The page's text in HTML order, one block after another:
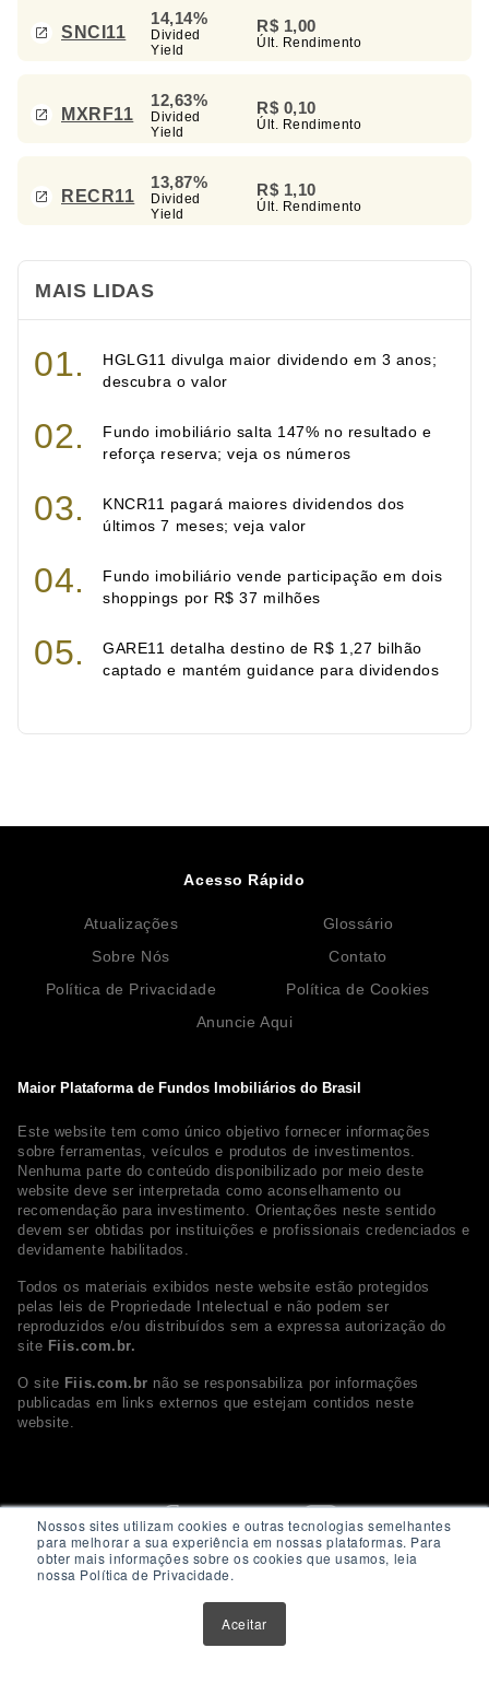
Nossos sites utilizam cookies e outras tecnologias semelhantes
para melhorar a sua experiência em nossas plataformas. Para
obter mais informações sobre os cookies que usamos, leia
nossa Política de Privacidade.
Aceitar
SNCI11
14,14%
Divided
Yield
R$ 1,00
Últ. Rendimento
MXRF11
12,63%
Divided
Yield
R$ 0,10
Últ. Rendimento
RECR11
13,87%
Divided
Yield
R$ 1,10
Últ. Rendimento
MAIS LIDAS
HGLG11 divulga maior dividendo em 3 anos;
descubra o valor
Fundo imobiliário salta 147% no resultado e
reforça reserva; veja os números
KNCR11 pagará maiores dividendos dos
últimos 7 meses; veja valor
Fundo imobiliário vende participação em dois
shoppings por R$ 37 milhões
GARE11 detalha destino de R$ 1,27 bilhão
captado e mantém guidance para dividendos
Maior Plataforma de Fundos Imobiliários do Brasil
Este website tem como único objetivo fornecer informações
sobre ferramentas, veículos e produtos de investimentos.
Nenhuma parte do conteúdo disponibilizado por meio deste
website deve ser interpretada como aconselhamento ou
recomendação para investimento. Orientações neste sentido
devem ser obtidas por instituições e profissionais credenciados e
devidamente habilitados.
Todos os materiais exibidos neste website estão protegidos
pelas leis de Propriedade Intelectual e não podem ser
reproduzidos e/ou distribuídos sem a expressa autorização do
site Fiis.com.br.
O site Fiis.com.br não se responsabiliza por informações
publicadas em links externos que estejam contidos neste
website.
Acesso Rápido
Atualizações
Glossário
Sobre Nós
Contato
Política de Privacidade
Política de Cookies
Anuncie Aqui